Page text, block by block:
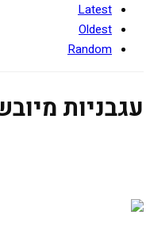
Latest
Oldest
Random
עגבניות